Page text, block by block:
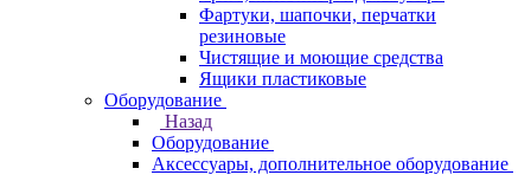
Фартуки, шапочки, перчатки
резиновые
Чистящие и моющие средства
Ящики пластиковые
Оборудование
Назад
Оборудование
Аксессуары, дополнительное оборудование